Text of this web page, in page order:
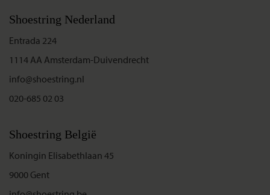
Shoestring Nederland
Entrada 224
1114 AA Amsterdam-Duivendrecht
info@shoestring.nl
020-685 02 03
Shoestring België
Koningin Elisabethlaan 45
9000 Gent